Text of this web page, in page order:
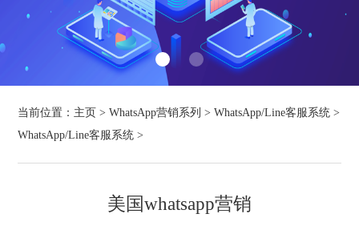
当前位置： 主页 >WhatsApp营销系列 >WhatsApp/Line客服系统 >
WhatsApp/Line客服系统 >
美国whatsapp营销